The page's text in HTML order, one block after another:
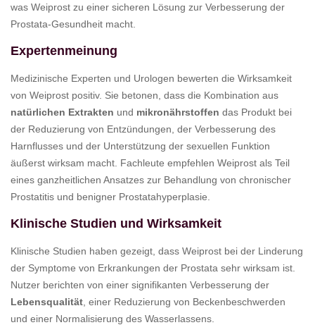
was Weiprost zu einer sicheren Lösung zur Verbesserung der
Prostata-Gesundheit macht.
Expertenmeinung
Medizinische Experten und Urologen bewerten die Wirksamkeit
von Weiprost positiv. Sie betonen, dass die Kombination aus
natürlichen Extrakten und mikronährstoffen das Produkt bei
der Reduzierung von Entzündungen, der Verbesserung des
Harnflusses und der Unterstützung der sexuellen Funktion
äußerst wirksam macht. Fachleute empfehlen Weiprost als Teil
eines ganzheitlichen Ansatzes zur Behandlung von chronischer
Prostatitis und benigner Prostatahyperplasie.
Klinische Studien und Wirksamkeit
Klinische Studien haben gezeigt, dass Weiprost bei der Linderung
der Symptome von Erkrankungen der Prostata sehr wirksam ist.
Nutzer berichten von einer signifikanten Verbesserung der
Lebensqualität , einer Reduzierung von Beckenbeschwerden
und einer Normalisierung des Wasserlassens.